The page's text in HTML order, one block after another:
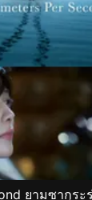
ยามซากุระ